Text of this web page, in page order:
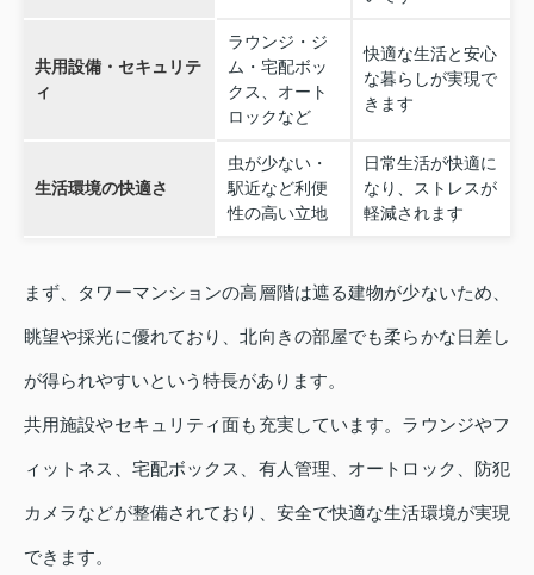
共用設備・セキュリテ
ィ
ラウンジ・ジ
ム・宅配ボッ
クス、オート
ロックなど
快適な生活と安心
な暮らしが実現で
きます
生活環境の快適さ
虫が少ない・
駅近など利便
性の高い立地
日常生活が快適に
なり、ストレスが
軽減されます
まず、タワーマンションの高層階は遮る建物が少ないため、
眺望や採光に優れており、北向きの部屋でも柔らかな日差し
が得られやすいという特長があります。
共用施設やセキュリティ面も充実しています。ラウンジやフ
ィットネス、宅配ボックス、有人管理、オートロック、防犯
カメラなどが整備されており、安全で快適な生活環境が実現
できます。